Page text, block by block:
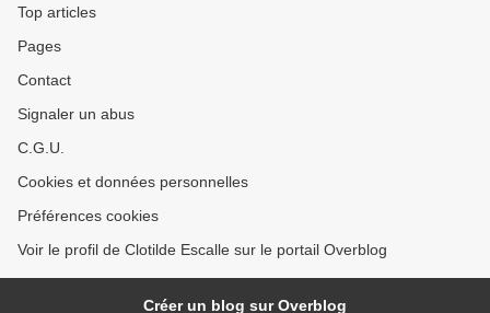
Top articles
Pages
Contact
Signaler un abus
C.G.U.
Cookies et données personnelles
Préférences cookies
Voir le profil de Clotilde Escalle sur le portail Overblog
Créer un blog sur Overblog